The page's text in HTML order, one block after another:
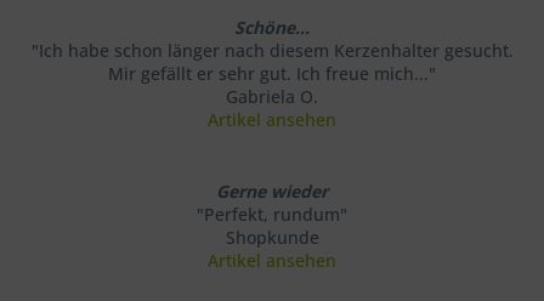
Schöne...
"Ich habe schon länger nach diesem Kerzenhalter gesucht.
Mir gefällt er sehr gut. Ich freue mich..."
Gabriela O.
Artikel ansehen
Gerne wieder
"Perfekt, rundum"
Shopkunde
Artikel ansehen